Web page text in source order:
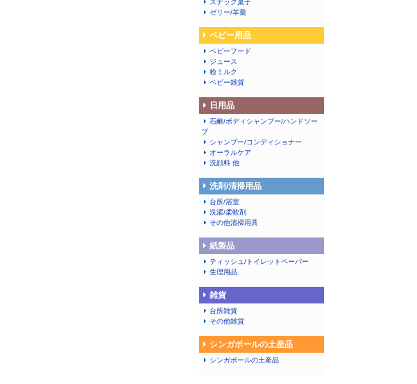
スナック菓子
ゼリー/羊羹
ベビー用品
ベビーフード
ジュース
粉ミルク
ベビー雑貨
日用品
石鹸/ボディシャンプー/ハンドソー
プ
シャンプー/コンディショナー
オーラルケア
洗顔料 他
洗剤/清掃用品
台所/浴室
洗濯/柔軟剤
その他清掃用具
紙製品
ティッシュ/トイレットペーパー
生理用品
雑貨
台所雑貨
その他雑貨
シンガポールの土産品
シンガポールの土産品